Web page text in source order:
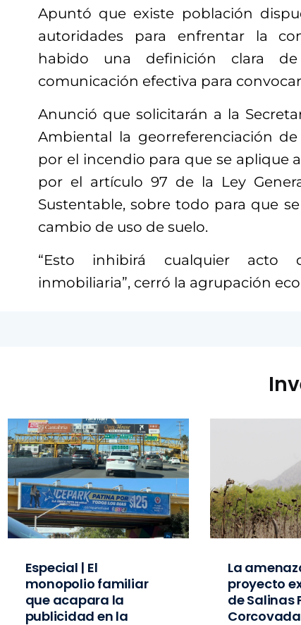
Apuntó que existe población
autoridades para enfrentar la
habido una definición clara
comunicación efectiva para
Anunció que solicitarán a la
Ambiental la georreferenciación
por el incendio para que se aplique
por el artículo 97 de la Ley
Sustentable, sobre todo para que
cambio de uso de suelo.
“Esto inhibirá cualquier acto
inmobiliaria”, cerró la agrupación
Especial | El
monopolio familiar
que acapara la
publicidad en la
La
proyecto
de Salinas
Corcovada